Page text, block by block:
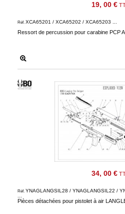
19, 00 €
Ressort de percussion pour carabine PCP
Réf. XCA65201 / XCA65202 / XCA65203 ...
34, 00 €
Pièces détachées pour pistolet à air
Réf. YNAGLANGSIL28 / YNAGLANGSIL22 /